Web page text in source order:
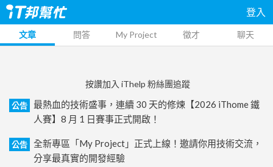
登入
文章 問答 My Project 徵才 聊天
按讚加入 iThelp 粉絲團追蹤
公告
最熱血的技術盛事，連續 30 天的修煉【2026 iThome 鐵
人賽】8 月 1 日賽事正式開啟！
公告
全新專區「My Project」正式上線！邀請你用技術交流，
分享最真實的開發經驗